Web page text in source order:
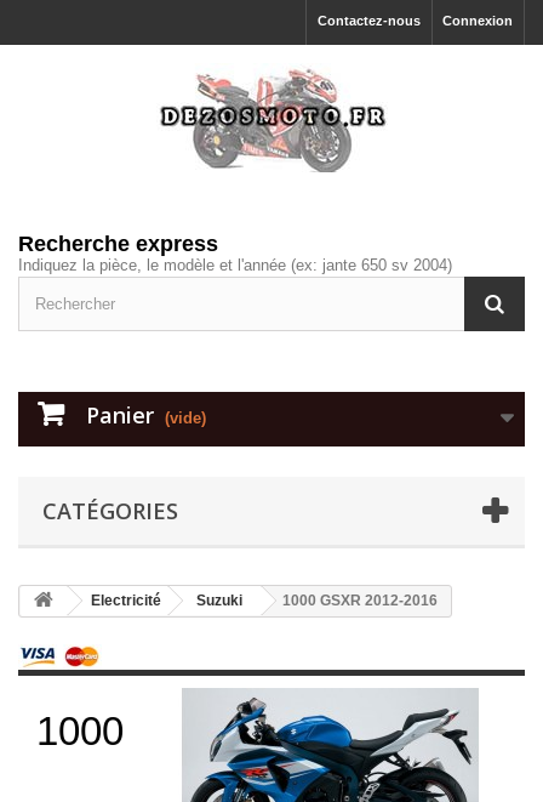
Connexion
Contactez-nous
Recherche express
Indiquez la pièce, le modèle et l'année (ex: jante 650 sv 2004)
Panier (vide)
CATÉGORIES
Electricité Suzuki 1000 GSXR 2012-2016
1000